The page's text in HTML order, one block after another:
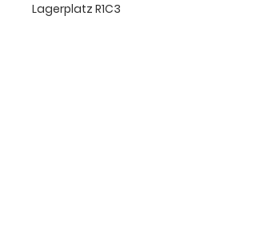
Lagerplatz R1C3